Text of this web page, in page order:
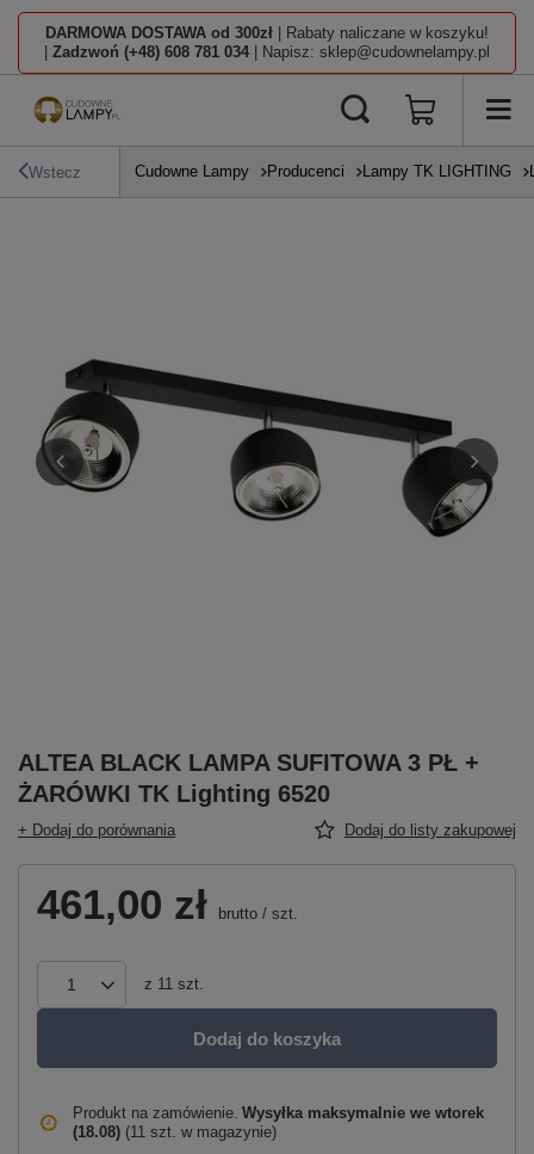
DARMOWA DOSTAWA od 300zł | Rabaty naliczane w koszyku!
Zadzwoń (+48) 608 781 034 | Napisz: sklep@cudownelampy.pl
Wstecz Cudowne Lampy Producenci Lampy TK LIGHTING
ALTEA BLACK LAMPA SUFITOWA 3 PŁ +
ŻARÓWKI TK Lighting 6520
+ Dodaj do porównania Dodaj do listy zakupowej
461,00 zł brutto / szt.
z 11 szt.
Dodaj do koszyka
Produkt na zamówienie Wysyłka maksymalnie we wtorek
(18.08) (11 szt. w magazynie)